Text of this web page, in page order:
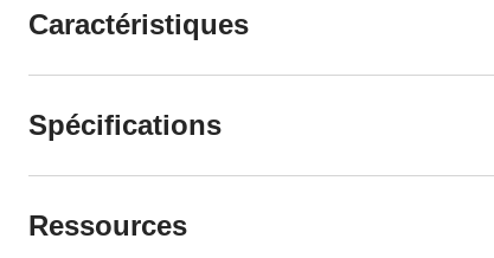
Caractéristiques
Spécifications
Ressources